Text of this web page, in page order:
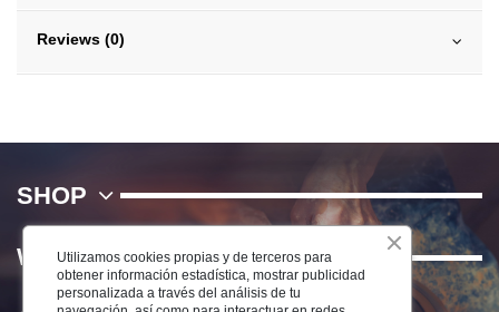
Reviews (0)
SHOP
WE
Utilizamos cookies propias y de terceros para
obtener información estadística, mostrar publicidad
personalizada a través del análisis de tu